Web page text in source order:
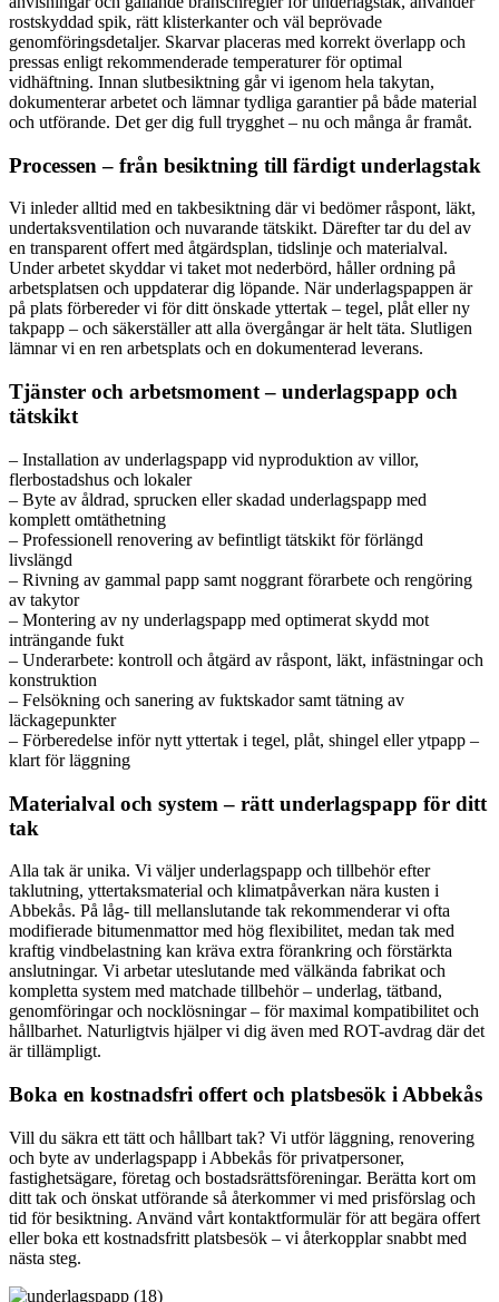
rostskyddad spik, rätt klisterkanter och väl beprövade
genomföringsdetaljer. Skarvar placeras med korrekt överlapp och
pressas enligt rekommenderade temperaturer för optimal
vidhäftning. Innan slutbesiktning går vi igenom hela takytan,
dokumenterar arbetet och lämnar tydliga garantier på både material
och utförande. Det ger dig full trygghet – nu och många år framåt.
Processen – från besiktning till färdigt underlagstak
Vi inleder alltid med en takbesiktning där vi bedömer råspont, läkt,
undertaksventilation och nuvarande tätskikt. Därefter tar du del av
en transparent offert med åtgärdsplan, tidslinje och materialval.
Under arbetet skyddar vi taket mot nederbörd, håller ordning på
arbetsplatsen och uppdaterar dig löpande. När underlagspappen är
på plats förbereder vi för ditt önskade yttertak – tegel, plåt eller ny
takpapp – och säkerställer att alla övergångar är helt täta. Slutligen
lämnar vi en ren arbetsplats och en dokumenterad leverans.
Tjänster och arbetsmoment – underlagspapp och
tätskikt
– Installation av underlagspapp vid nyproduktion av villor,
flerbostadshus och lokaler
– Byte av åldrad, sprucken eller skadad underlagspapp med
komplett omtäthetning
– Professionell renovering av befintligt tätskikt för förlängd
livslängd
– Rivning av gammal papp samt noggrant förarbete och rengöring
av takytor
– Montering av ny underlagspapp med optimerat skydd mot
inträngande fukt
– Underarbete: kontroll och åtgärd av råspont, läkt, infästningar och
konstruktion
– Felsökning och sanering av fuktskador samt tätning av
läckagepunkter
– Förberedelse inför nytt yttertak i tegel, plåt, shingel eller ytpapp –
klart för läggning
Materialval och system – rätt underlagspapp för ditt
tak
Alla tak är unika. Vi väljer underlagspapp och tillbehör efter
taklutning, yttertaksmaterial och klimatpåverkan nära kusten i
Abbekås. På låg- till mellanslutande tak rekommenderar vi ofta
modifierade bitumenmattor med hög flexibilitet, medan tak med
kraftig vindbelastning kan kräva extra förankring och förstärkta
anslutningar. Vi arbetar uteslutande med välkända fabrikat och
kompletta system med matchade tillbehör – underlag, tätband,
genomföringar och nocklösningar – för maximal kompatibilitet och
hållbarhet. Naturligtvis hjälper vi dig även med ROT-avdrag där det
är tillämpligt.
Boka en kostnadsfri offert och platsbesök i Abbekås
Vill du säkra ett tätt och hållbart tak? Vi utför läggning, renovering
och byte av underlagspapp i Abbekås för privatpersoner,
fastighetsägare, företag och bostadsrättsföreningar. Berätta kort om
ditt tak och önskat utförande så återkommer vi med prisförslag och
tid för besiktning. Använd vårt kontaktformulär för att begära offert
eller boka ett kostnadsfritt platsbesök – vi återkopplar snabbt med
nästa steg.